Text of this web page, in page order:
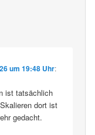
um 19:48 Uhr:
ist tatsächlich
dort ist
gedacht.